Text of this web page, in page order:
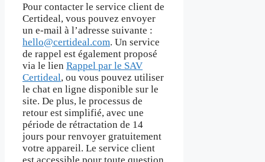
Pour contacter le service client de
Certideal, vous pouvez envoyer
un e-mail à l’adresse suivante :
hello@certideal.com. Un service
de rappel est également proposé
via le lien Rappel par le SAV
Certideal, ou vous pouvez utiliser
le chat en ligne disponible sur le
site. De plus, le processus de
retour est simplifié, avec une
période de rétractation de 14
jours pour renvoyer gratuitement
votre appareil. Le service client
est accessible pour toute question